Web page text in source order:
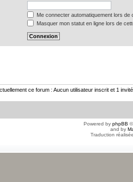
Me connecter automatiquement lors de
Masquer mon statut en ligne lors de
ce forum : Aucun utilisateur inscrit et 1 invité
Powered by phpBB
and by
Traduction